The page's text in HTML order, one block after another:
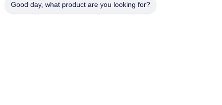
Good day, what product are you looking for?